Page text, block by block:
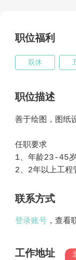
职位福利
双休
职位描述
善于绘图，图纸
任职要求
1、年龄23-45
2、2年以上工
联系方式
登录账号 ，查看
工作地址